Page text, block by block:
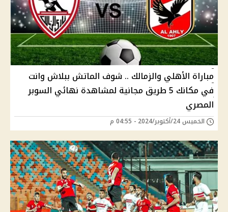
مباراة الأهلي والزمالك .. شوف الماتش ببلاش وانت
في مكانك 5 طريق مجانية لمشاهدة نهائي السوبر
المصري
الخميس 24/أكتوبر/2024 - 04:55 م